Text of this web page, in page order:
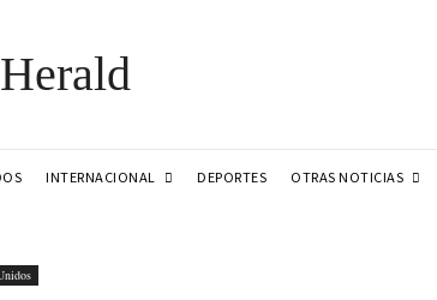
INTERNACIONAL DEPORTES OTRAS NOTICIAS